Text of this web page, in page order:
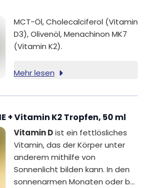
MCT-Öl, Cholecalciferol (Vitamin
D3), Olivenöl, Menachinon MK7
(Vitamin K2).
Mehr lesen
+ Vitamin K2 Tropfen, 50 ml
Vitamin Dist ein fettlösliches
Vitamin, das der Körper unter
anderem mithilfe von
Sonnenlicht bilden kann. In den
sonnenarmen Monaten oder bei